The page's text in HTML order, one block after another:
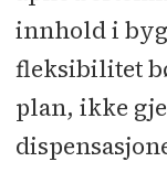
innhold i
fleksibilitet
plan, ikke